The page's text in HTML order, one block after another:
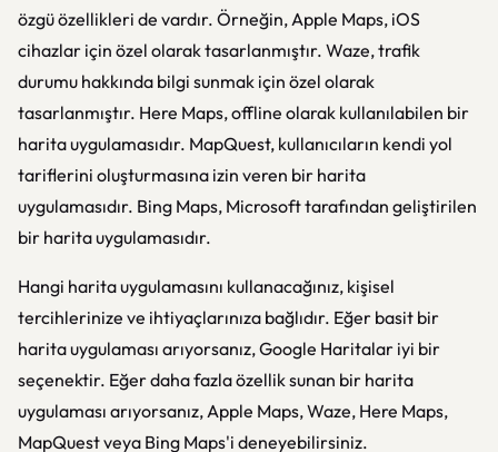
özgü özellikleri de vardır. Örneğin, Apple Maps, iOS
cihazlar için özel olarak tasarlanmıştır. Waze, trafik
durumu hakkında bilgi sunmak için özel olarak
tasarlanmıştır. Here Maps, offline olarak kullanılabilen bir
harita uygulamasıdır. MapQuest, kullanıcıların kendi yol
tariflerini oluşturmasına izin veren bir harita
uygulamasıdır. Bing Maps, Microsoft tarafından geliştirilen
bir harita uygulamasıdır.
Hangi harita uygulamasını kullanacağınız, kişisel
tercihlerinize ve ihtiyaçlarınıza bağlıdır. Eğer basit bir
harita uygulaması arıyorsanız, Google Haritalar iyi bir
seçenektir. Eğer daha fazla özellik sunan bir harita
uygulaması arıyorsanız, Apple Maps, Waze, Here Maps,
MapQuest veya Bing Maps'i deneyebilirsiniz.